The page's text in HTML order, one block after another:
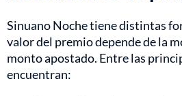
Sinuano Noche tiene distintas
valor del premio depende de la
monto apostado. Entre las
encuentran: